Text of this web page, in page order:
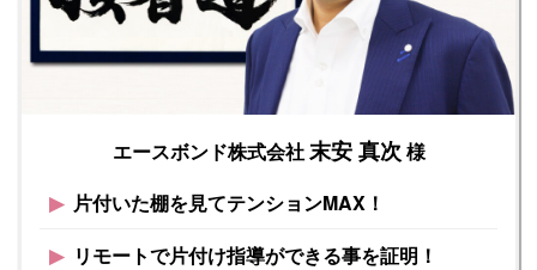
エースボンド株式会社末安 真次 様
▶︎ 片付いた棚を見てテンションMAX！
▶︎ リモートで片付け指導ができる事を証明！